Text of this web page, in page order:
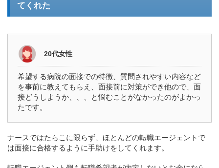
てくれた
20代女性
希望する病院の面接での特徴、質問されやすい内容など
を事前に教えてもらえ、面接前に対策ができ他ので、面
接どうしようか、、、と悩むことがなかったのがよかっ
たです。
ナースではたらこに限らず、ほとんどの転職エージェントで
は面接に合格するように手助けをしてくれます。